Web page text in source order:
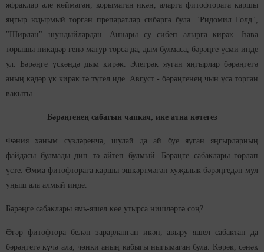
яфраклар әле көймәгән, корымаган икән, аларга фитофторага каршы
яңгыр юдырмый торган препаратлар сибәргә була. "Ридомил Голд",
"Ширлан" шундыйлардан. Аннары су сибеп алырга кирәк. Һава
торышы никадәр генә матур торса да, дым булмаса, бәрәңге үсми инде
ул. Бәрәңге үскәндә дым кирәк. Элегрәк яуган яңгырлар бәрәңгегә
аның кадәр үк кирәк тә түгел иде. Август - бәрәңгенең чын үсә торган
вакыты.
Бәрәңгенең сабагын чапкач, ике атна көтегез
Фәния ханым сүзләренчә, шулай да ай буе яуган яңгырларның
файдасы булмады дип тә әйтеп булмый. Бәрәңге сабаклары гөрләп
үсте. Әмма фитофторага каршы эшкәртмәгән хуҗалык бәрәңгедән мул
уңыш ала алмый инде.
Бәрәңге сабаклары ямь-яшел көе утырса нишләргә соң?
Әгәр фитофтора белән зарарланган икән, авыру яшел сабактан да
бәрәңгегә күчә ала, чөнки аның кабыгы ныгымаган була. Көрәк, сәнәк